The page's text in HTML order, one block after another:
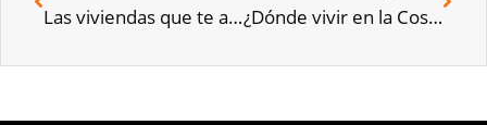
Las viviendas que te ayudarán a volver a la rutina ¿Dónde vivir en la Costa del Sol? | Stoneweg Living